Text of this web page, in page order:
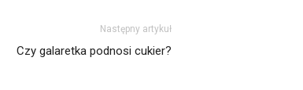
Następny artykuł
Czy galaretka podnosi cukier?